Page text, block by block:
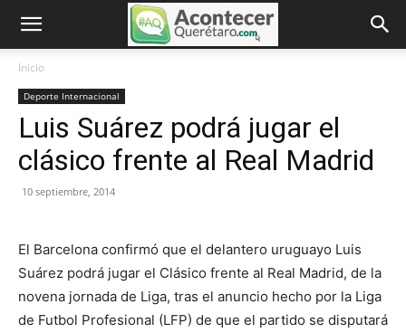
Inicio
Deporte Internacional
Luis Suárez podrá jugar el
clásico frente al Real Madrid
10 septiembre, 2014
El Barcelona confirmó que el delantero uruguayo Luis
Suárez podrá jugar el Clásico frente al Real Madrid, de la
novena jornada de Liga, tras el anuncio hecho por la Liga
de Futbol Profesional (LFP) de que el partido se disputará